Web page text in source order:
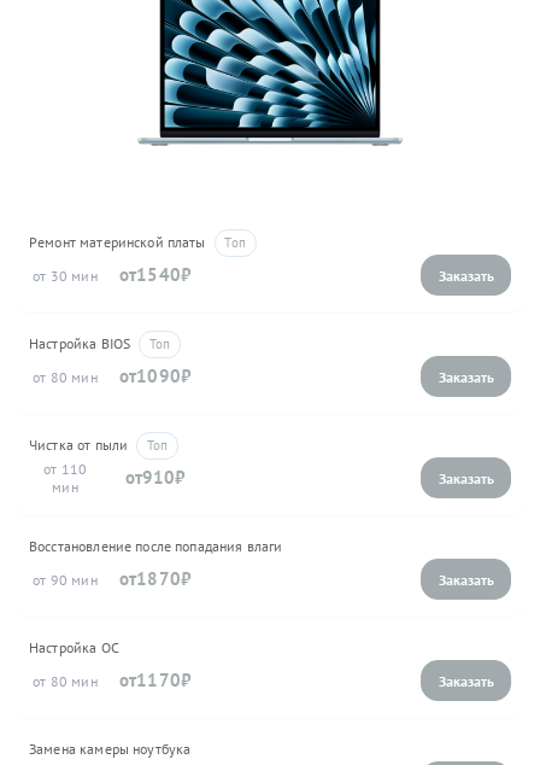
Ремонт материнской платы
30
1540
Настройка BIOS
80
1090
Чистка от пыли
110
910
Восстановление после попадания влаги
90
1870
Настройка ОС
80
1170
Замена камеры ноутбука